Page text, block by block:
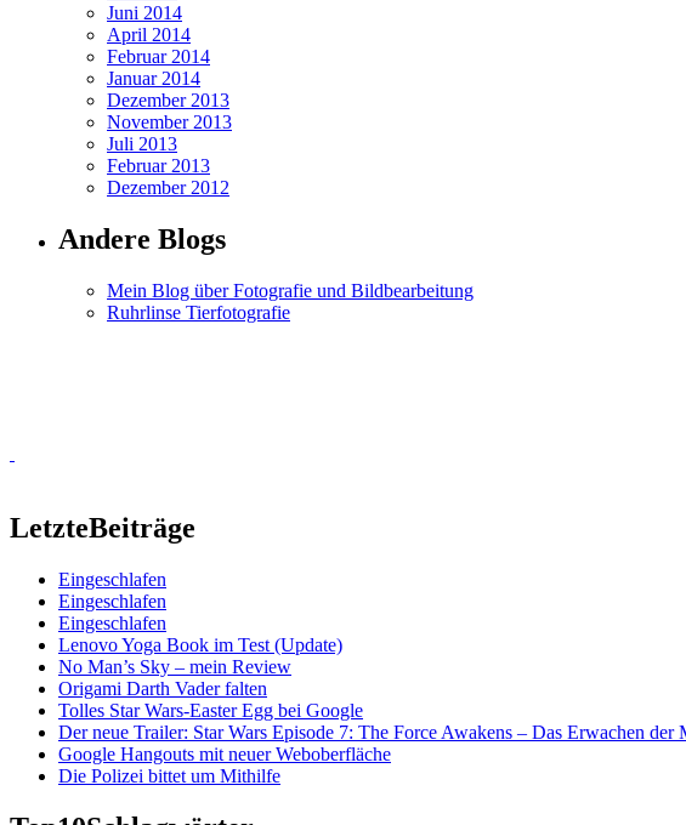
Juni 2014
April 2014
Februar 2014
Januar 2014
Dezember 2013
November 2013
Juli 2013
Februar 2013
Dezember 2012
Andere Blogs
Mein Blog über Fotografie und Bildbearbeitung
Ruhrlinse Tierfotografie
LetzteBeiträge
Eingeschlafen
Eingeschlafen
Eingeschlafen
Lenovo Yoga Book im Test (Update)
No Man’s Sky – mein Review
Origami Darth Vader falten
Tolles Star Wars-Easter Egg bei Google
Der neue Trailer: Star Wars Episode 7: The Force Awakens – Das Erwachen der
Google Hangouts mit neuer Weboberfläche
Die Polizei bittet um Mithilfe